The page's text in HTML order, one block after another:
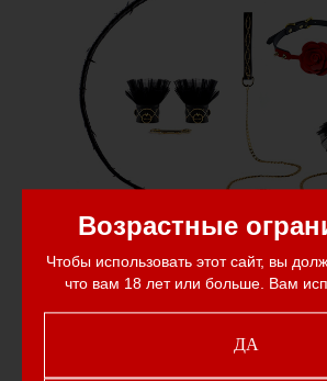
Возрастные
Чтобы использовать этот сайт, вы
что вам 18 лет или больше. Вам
ДА